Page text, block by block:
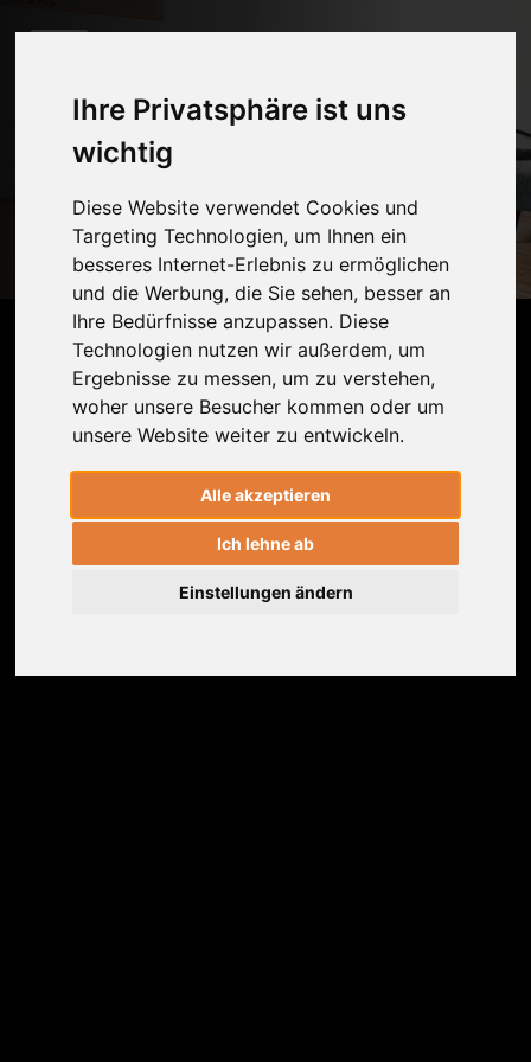
Ihre Privatsphäre ist uns
wichtig
Diese Website verwendet Cookies und
Targeting Technologien, um Ihnen ein
besseres Internet-Erlebnis zu ermöglichen
und die Werbung, die Sie sehen, besser an
Ihre Bedürfnisse anzupassen. Diese
Technologien nutzen wir außerdem, um
Ergebnisse zu messen, um zu verstehen,
woher unsere Besucher kommen oder um
unsere Website weiter zu entwickeln.
Alle akzeptieren
Ich lehne ab
Einstellungen ändern
Bewegung in der
Schwangerschaft:
Vielfältig,
angemessen,
bewusst
24 min* Dr. Ronald Steiner * Daniela Bohl
Abspielen Beenden
Bewegung ist dann gesund, wenn sie
vielfältig, angemessen und bewusst ist -
auch in der Schwangerschaft. Kultiviere